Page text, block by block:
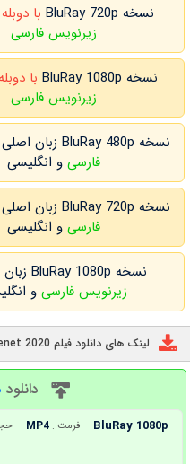
نسخه BluRay 720p با
زیرنویس فارسی
نسخه BluRay 1080p با
زیرنویس فارسی
نسخه BluRay 480p زبان اصلی و
فارسیو انگلیسی
نسخه BluRay 720p زبان اصلی و
فارسیو انگلیسی
نسخه BluRay 1080p زبان اصلی و
زیرنویس فارسی و
لینک های دانلود فیلم Tenet 2020
دانلود
BluRay 1080p فرمت : MP4